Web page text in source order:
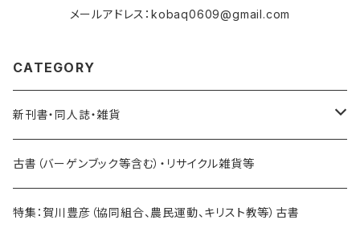
メールアドレス：kobaq0609@gmail.com
CATEGORY
新刊書・同人誌・雑貨
乗り物関連
海外：旅行・文化・地理・歴史関連
古書（バーゲンブック等含む）・リサイクル雑貨等
特集：賀川豊彦（協同組合、農民運動、キリスト教等）古書